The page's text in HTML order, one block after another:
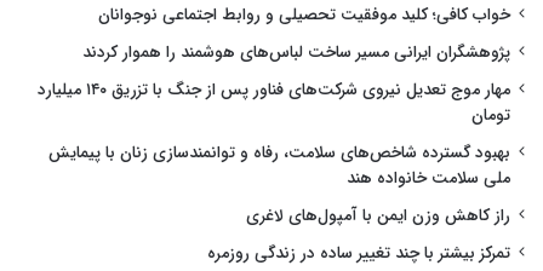
خواب کافی؛ کلید موفقیت تحصیلی و روابط اجتماعی نوجوانان
پژوهشگران ایرانی مسیر ساخت لباس‌های هوشمند را هموار کردند
مهار موج تعدیل نیروی شرکت‌های فناور پس از جنگ با تزریق ۱۴۰ میلیارد
تومان
بهبود گسترده شاخص‌های سلامت، رفاه و توانمندسازی زنان با پیمایش
ملی سلامت خانواده هند
راز کاهش وزن ایمن با آمپول‌های لاغری
تمرکز بیشتر با چند تغییر ساده در زندگی روزمره